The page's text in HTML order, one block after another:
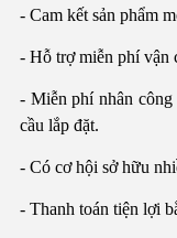
- Cam kết sản phẩm
- Hỗ trợ miễn phí vận
- Miễn phí nhân công
cầu lắp đặt.
- Có cơ hội sở hữu
- Thanh toán tiện lợi